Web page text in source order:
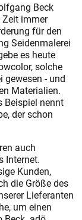
Beck
Zeit immer
für den
Seidenmalerei
es heute
solche
gewesen - und
Materialien.
Beispiel nennt
der schon
auch
Internet.
Kunden,
die Größe des
Lieferanten
um einen